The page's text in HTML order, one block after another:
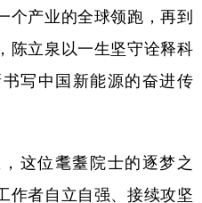
个产业的全球领跑，再到
陈立泉以一生坚守诠释科
写中国新能源的奋进传
位耄耋院士的逐梦之
作者自立自强、接续攻坚